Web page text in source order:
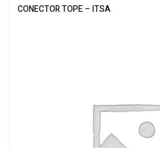
CONECTOR TOPE – ITSA